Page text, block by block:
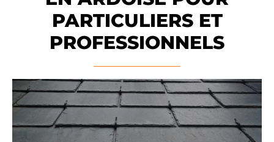
PARTICULIERS ET
PROFESSIONNELS